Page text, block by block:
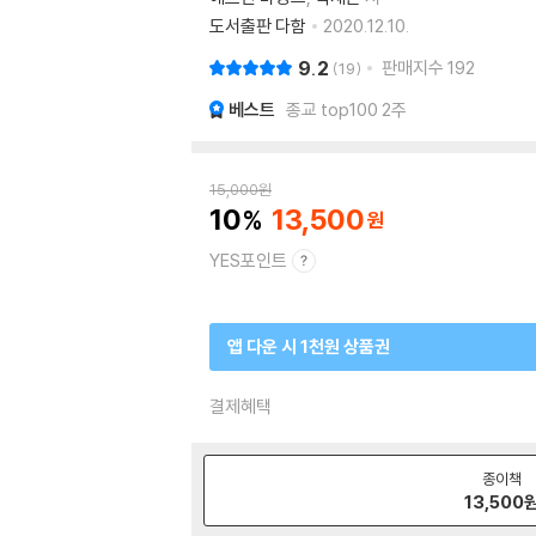
도서출판 다함
2020.12.10.
9.2 19 판매지수 192
베스트 종교 top100 2주
15,000원
10 13,500
YES포인트
앱 다운 시 1천원 상품권
결제혜택
종이책
13,500